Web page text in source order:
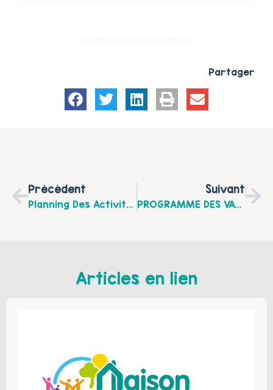
Partager
Précédent
Planning Des Activités De Juillet 2026 De La Plateforme Des Aidants De L’Arrageois Et Du Ternois
Suivant
PROGRAMME DES VACANCES Du Centre Socioculturel La Maison Des Habitants De Croisilles Du 4 Juillet Au 28 Août 2026
Articles en lien